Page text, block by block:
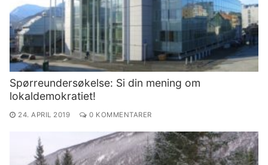
Spørreundersøkelse: Si din mening om
lokaldemokratiet!
24. APRIL 2019 0 KOMMENTARER